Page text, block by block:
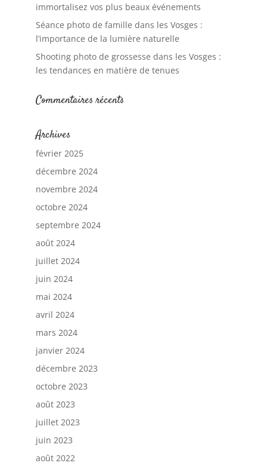
immortalisez vos plus beaux événements
Séance photo de famille dans les Vosges :
l’importance de la lumière naturelle
Shooting photo de grossesse dans les Vosges :
les tendances en matière de tenues
Commentaires récents
Archives
février 2025
décembre 2024
novembre 2024
octobre 2024
septembre 2024
août 2024
juillet 2024
juin 2024
mai 2024
avril 2024
mars 2024
janvier 2024
décembre 2023
octobre 2023
août 2023
juillet 2023
juin 2023
août 2022